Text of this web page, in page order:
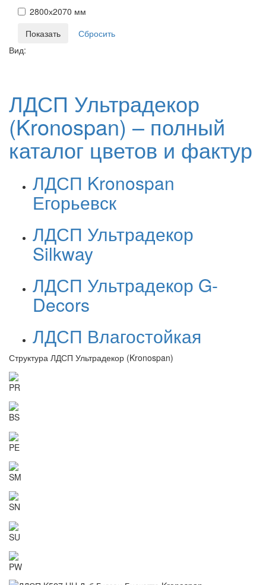
2800х2070 мм
Вид:
ЛДСП Ультрадекор
(Kronospan) – полный
каталог цветов и фактур
ЛДСП Kronospan
Егорьевск
ЛДСП Ультрадекор
Silkway
ЛДСП Ультрадекор G-
Decors
ЛДСП Влагостойкая
Структура ЛДСП Ультрадекор (Kronospan)
PR
BS
PE
SM
SN
SU
PW